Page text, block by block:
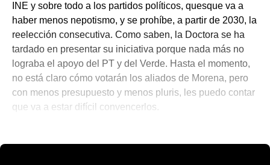
INE y sobre todo a los partidos políticos, quesque va a
haber menos nepotismo, y se prohíbe, a partir de 2030, la
reelección consecutiva. Como saben, la Doctora se ha
tardado en presentar su iniciativa porque nada más no
lograba el apoyo del PT y del Verde. Hasta el momento,
no está claro cómo votarán los aliados de Morena, pero
con menos presupuesto y menos pluris, les puedo contar
que va a estar difícil convencerlos.